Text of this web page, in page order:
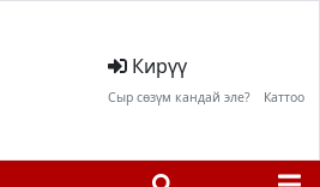
Кирүү
Сыр сөзүм кандай эле? Каттоо